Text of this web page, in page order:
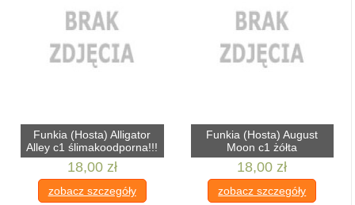
Funkia (Hosta) Alligator
Alley c1 ślimakoodporna!!!
18,00 zł
zobacz szczegóły
Funkia (Hosta) August
Moon c1 żółta
18,00 zł
zobacz szczegóły